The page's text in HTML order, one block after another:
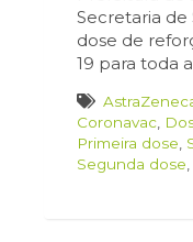
Secretaria de
dose de
19 para toda
Coronavac
Primeira dose
Segunda dose